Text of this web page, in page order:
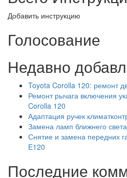
Добавить инструкцию
Голосование
Недавно
Toyota Corolla 120: ремонт
Ремонт рычага включения
Corolla 120
Адаптация ручек
Замена ламп ближнего
Снятие и замена передних
E120
Последние